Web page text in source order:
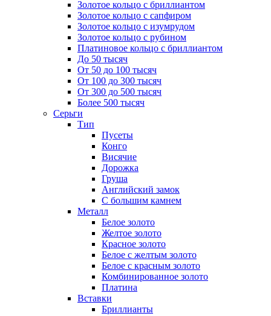
Золотое кольцо с бриллиантом
Золотое кольцо с сапфиром
Золотое кольцо с изумрудом
Золотое кольцо с рубином
Платиновое кольцо с бриллиантом
До 50 тысяч
От 50 до 100 тысяч
От 100 до 300 тысяч
От 300 до 500 тысяч
Более 500 тысяч
Серьги
Тип
Пусеты
Конго
Висячие
Дорожка
Груша
Английский замок
С большим камнем
Металл
Белое золото
Желтое золото
Красное золото
Белое с желтым золото
Белое с красным золото
Комбинированное золото
Платина
Вставки
Бриллианты